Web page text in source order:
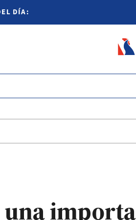
DÍA:
una